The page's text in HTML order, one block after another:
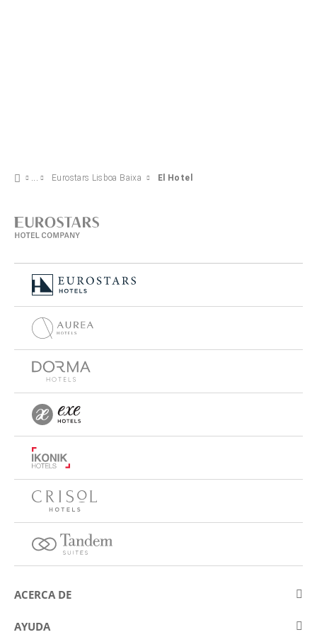
Eurostars Lisboa Baixa El Hotel
ACERCA DE
Sobre Eurostars Hotel Company
AYUDA